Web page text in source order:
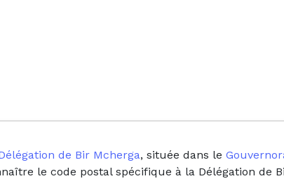
de Bir Mcherga, située dans le
le code postal spécifique à la Délégation